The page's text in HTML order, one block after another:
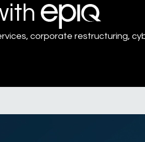
corporate restructuring,